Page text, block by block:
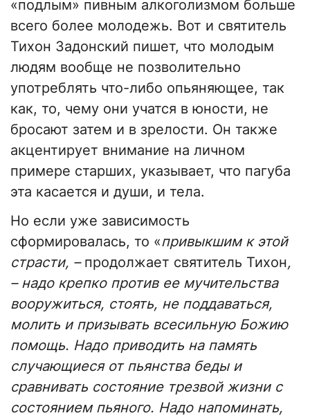
«подлым» пивным алкоголизмом больше
всего более молодежь. Вот и святитель
Тихон Задонский пишет, что молодым
людям вообще не позволительно
употреблять что-либо опьяняющее, так
как, то, чему они учатся в юности, не
бросают затем и в зрелости. Он также
акцентирует внимание на личном
примере старших, указывает, что пагуба
эта касается и души, и тела.
Но если уже зависимость
сформировалась, то «привыкшим к этой
страсти, – продолжает святитель Тихон,
– надо крепко против ее мучительства
вооружиться, стоять, не поддаваться,
молить и призывать всесильную Божию
помощь. Надо приводить на память
случающиеся от пьянства беды и
сравнивать состояние трезвой жизни с
состоянием пьяного. Надо напоминать,